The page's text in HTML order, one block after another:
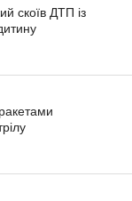
скоїв ДТП із